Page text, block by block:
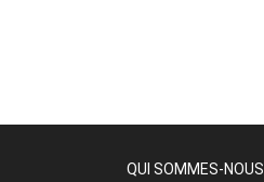
QUI SOMMES-NOUS